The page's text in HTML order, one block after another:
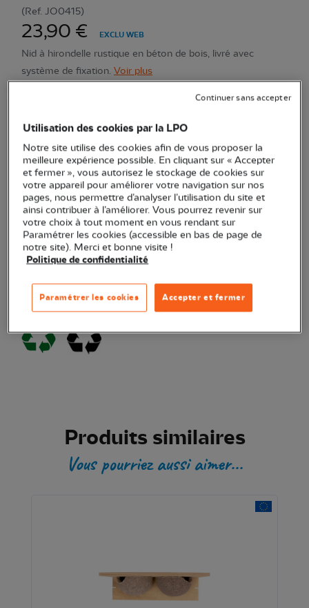
(Ref. JO0415)
23,90 € EXCLU WEB
Nid à hirondelle rustique en béton de bois, livré avec
système de fixation. Voir plus
Quantité
Disponible sous 20 jours
Livraison partielle/totale
Être averti de la disponibilité
Ajouter au panier
Transaction sécurisée
Produits similaires
Vous pourriez aussi aimer...
Utilisation des cookies par la LPO
Notre site utilise des cookies afin de vous proposer la
meilleure expérience possible. En cliquant sur « Accepter
et fermer », vous autorisez le stockage de cookies sur
votre appareil pour améliorer votre navigation sur nos
pages, nous permettre d’analyser l’utilisation du site et
ainsi contribuer à l’améliorer. Vous pourrez revenir sur
votre choix à tout moment en vous rendant sur
Paramétrer les cookies (accessible en bas de page de
notre site). Merci et bonne visite !
Politique de confidentialité
Accepter et fermer
Paramétrer les cookies
Continuer sans accepter